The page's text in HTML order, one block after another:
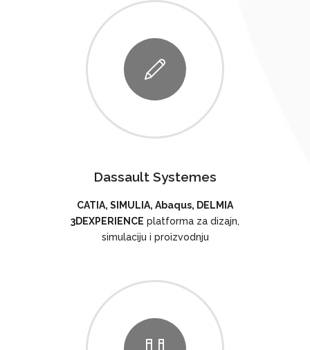
Dassault Systemes
CATIA, SIMULIA, Abaqus, DELMIA
3DEXPERIENCE platforma za dizajn,
simulaciju i proizvodnju